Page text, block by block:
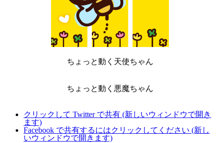
ちょっと動く天使ちゃん
ちょっと動く悪魔ちゃん
クリックして Twitter で共有 (新しいウィンドウで開き
ます)
Facebook で共有するにはクリックしてください (新し
いウィンドウで開きます)